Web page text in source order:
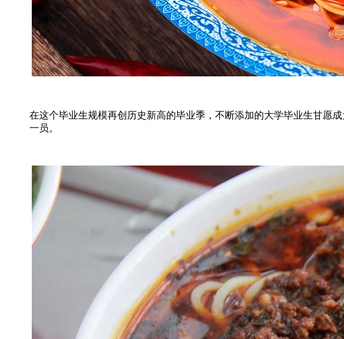
在这个毕业生规模再创历史新高的毕业季，不断添加的大学毕业生甘愿
一员。